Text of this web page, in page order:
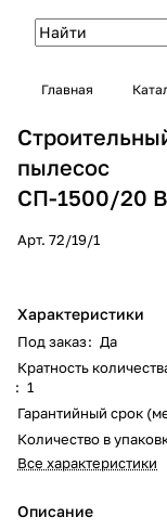
Главная
пылесос
СП-1500/20
Арт. 72/19/1
Характеристики
Под заказ: Да
Кратность
: 1
Гарантийный срок
Количество в
Все характеристики
Описание